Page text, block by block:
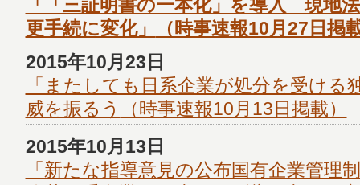
「「三証明書の一本化」を導入 現地
更手続に変化」
（時事速報10月27日掲
2015年10月23日
「またしても日系企業が処分を受ける
威を振るう
（時事速報10月13日掲載）
2015年10月13日
「新たな指導意見の公布国有企業管理